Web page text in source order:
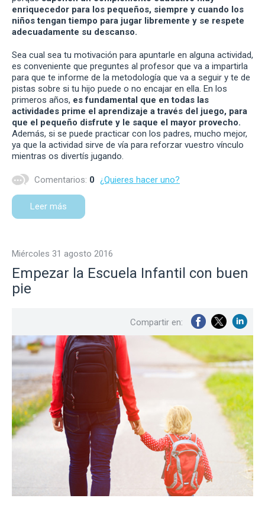
enriquecedor para los pequeños, siempre y cuando los
niños tengan tiempo para jugar libremente y se respete
adecuadamente su descanso.
Sea cual sea tu motivación para apuntarle en alguna actividad,
es conveniente que preguntes al profesor que va a impartirla
para que te informe de la metodología que va a seguir y te de
pistas sobre si tu hijo puede o no encajar en ella. En los
primeros años, es fundamental que en todas las
actividades prime el aprendizaje a través del juego, para
que el pequeño disfrute y le saque el mayor provecho.
Además, si se puede practicar con los padres, mucho mejor,
ya que la actividad sirve de vía para reforzar vuestro vínculo
mientras os divertís jugando.
Comentarios: 0 ¿Quieres hacer uno?
Leer más
miércoles 31 agosto 2016
Empezar la Escuela Infantil con buen
pie
Compartir en: